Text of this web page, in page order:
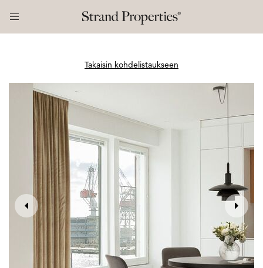
Takaisin kohdelistaukseen